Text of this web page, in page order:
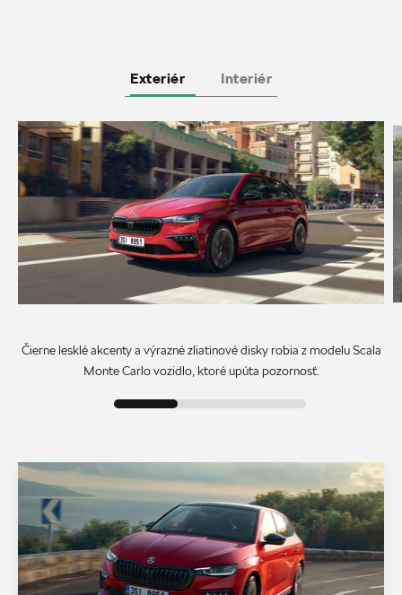
Exteriér Interiér
Čierne lesklé akcenty a výrazné zliatinové disky robia z modelu Scala
Monte Carlo vozidlo, ktoré upúta pozornosť.